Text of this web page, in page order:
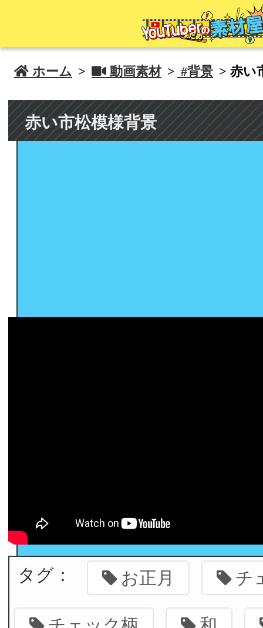
 ホーム >  動画素材 > #背景 > 赤い
赤い市松模様背景
タグ： お正月 チ